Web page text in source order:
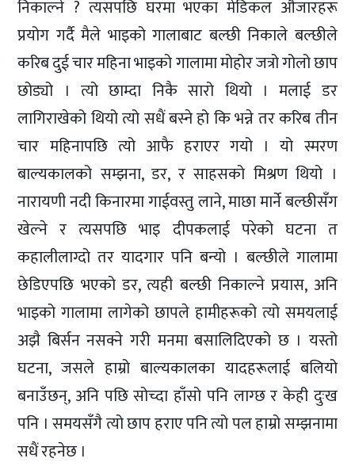
निकाल्ने ? त्यसपछि घरमा भएका मेडिकल औजारहरू
प्रयोग गर्दै मैले भाइको गालाबाट बल्छी निकाले बल्छीले
करिब दुई चार महिना भाइको गालामा मोहोर जत्रो गोलो छाप
छोड्यो । त्यो छाम्दा निकै सारो थियो । मलाई डर
लागिराखेको थियो त्यो सधैं बस्ने हो कि भन्ने तर करिब तीन
चार महिनापछि त्यो आफै हराएर गयो । यो स्मरण
बाल्यकालको सम्झना, डर, र साहसको मिश्रण थियो ।
नारायणी नदी किनारमा गाईवस्तु लाने, माछा मार्ने बल्छीसँग
खेल्ने र त्यसपछि भाइ दीपकलाई परेको घटना त
कहालीलाग्दो तर यादगार पनि बन्यो । बल्छीले गालामा
छेडिएपछि भएको डर, त्यही बल्छी निकाल्ने प्रयास, अनि
भाइको गालामा लागेको छापले हामीहरूको त्यो समयलाई
अझै बिर्सन नसक्ने गरी मनमा बसालिदिएको छ । यस्तो
घटना, जसले हाम्रो बाल्यकालका यादहरूलाई बलियो
बनाउँछन्, अनि पछि सोच्दा हाँसो पनि लाग्छ र केही दुःख
पनि । समयसँगै त्यो छाप हराए पनि त्यो पल हाम्रो सम्झनामा
सधैं रहनेछ ।